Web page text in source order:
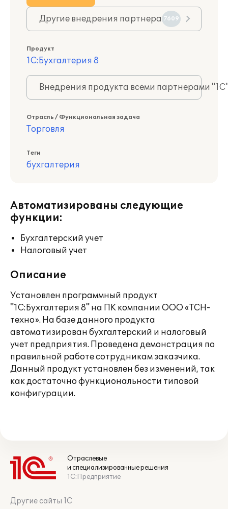
Другие внедрения партнера 7609
Продукт
1С:Бухгалтерия 8
Внедрения продукта всеми партнерами
Отрасль / Функциональная задача
Торговля
Теги
бухгалтерия
Автоматизированы следующие
функции:
Бухгалтерский учет
Налоговый учет
Описание
Установлен программный продукт
"1С:Бухгалтерия 8" на ПК компании ООО «ТСН-
техно». На базе данного продукта
автоматизирован бухгалтерский и налоговый
учет предприятия. Проведена демонстрация по
правильной работе сотрудникам заказчика.
Данный продукт установлен без изменений, так
как достаточно функциональности типовой
конфигурации.
Отраслевые
и специализированные решения
1С:Предприятие
Другие сайты 1С